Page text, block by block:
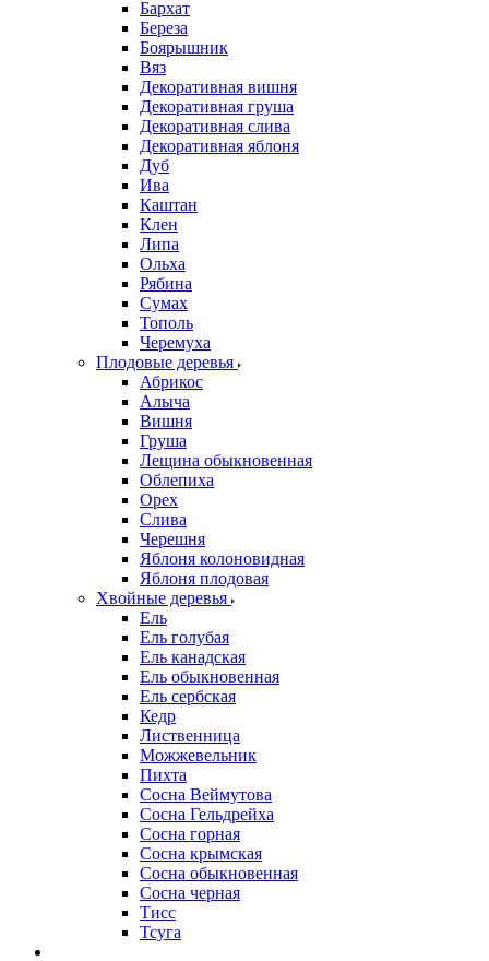
Бархат
Береза
Боярышник
Вяз
Декоративная вишня
Декоративная груша
Декоративная слива
Декоративная яблоня
Дуб
Ива
Каштан
Клен
Липа
Ольха
Рябина
Сумах
Тополь
Черемуха
Плодовые деревья
Абрикос
Алыча
Вишня
Груша
Лещина обыкновенная
Облепиха
Орех
Слива
Черешня
Яблоня колоновидная
Яблоня плодовая
Хвойные деревья
Ель
Ель голубая
Ель канадская
Ель обыкновенная
Ель сербская
Кедр
Лиственница
Можжевельник
Пихта
Сосна Веймутова
Сосна Гельдрейха
Сосна горная
Сосна крымская
Сосна обыкновенная
Сосна черная
Тисс
Тсуга